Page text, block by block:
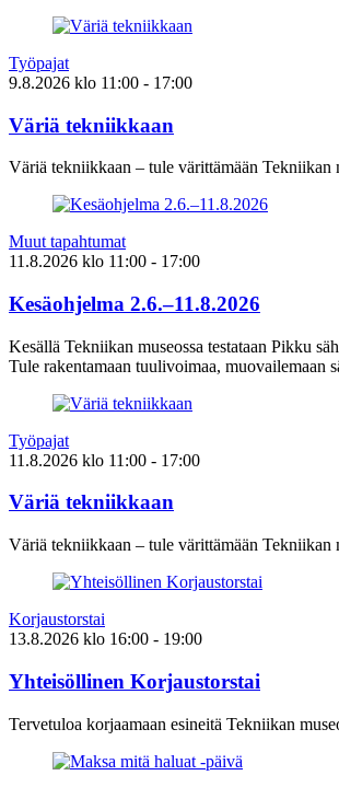
Työpajat
9.8.2026 klo 11:00 - 17:00
Väriä tekniikkaan
Väriä tekniikkaan – tule värittämään Tekniikan
Muut tapahtumat
11.8.2026 klo 11:00 - 17:00
Kesäohjelma 2.6.–11.8.2026
Kesällä Tekniikan museossa testataan Pikku
Tule rakentamaan tuulivoimaa, muovailemaan
Työpajat
11.8.2026 klo 11:00 - 17:00
Väriä tekniikkaan
Väriä tekniikkaan – tule värittämään Tekniikan
Korjaustorstai
13.8.2026 klo 16:00 - 19:00
Yhteisöllinen Korjaustorstai
Tervetuloa korjaamaan esineitä Tekniikan